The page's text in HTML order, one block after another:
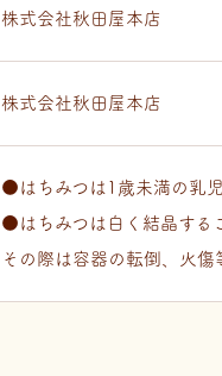
株式会社秋田屋本店
株式会社秋田屋本店
●はちみつは1歳未満の乳
●はちみつは白く結晶する
その際は容器の転倒、火傷